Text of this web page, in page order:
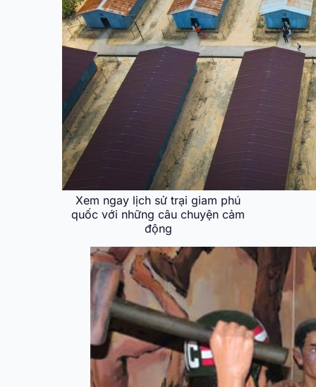
Xem ngay lịch sử trại giam phú
quốc với những câu chuyện cảm
động